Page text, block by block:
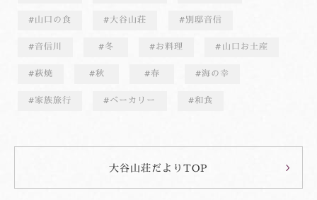
山口の食 大谷山荘 別邸音信
音信川 冬 お料理 山口お土産
萩焼 秋 春 海の幸
家族旅行 ベーカリー 和食
大谷山荘だよりTOP